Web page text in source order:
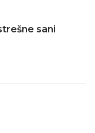
sani